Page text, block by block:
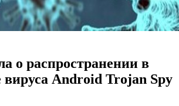
о распространении в
вируса Android Trojan Spy